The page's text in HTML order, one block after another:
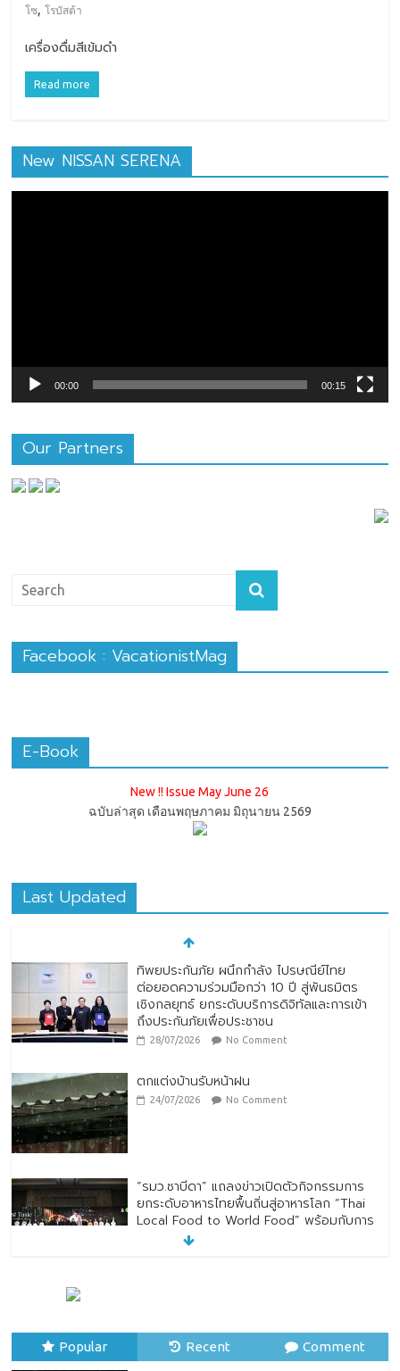
โซ,โรบัสต้า
เครื่องดื่มสีเข้มดำ
Read more
New NISSAN SERENA
00:00 00:15
Our Partners
Facebook : VacationistMag
E-Book
New !! Issue May June 26
ฉบับล่าสุด เดือนพฤษภาคม มิถุนายน 2569
Last Updated
ทิพยประกันภัย ผนึกกำลัง ไปรษณีย์ไทย
ต่อยอดความร่วมมือกว่า 10 ปี สู่พันธมิตร
เชิงกลยุทธ์ ยกระดับบริการดิจิทัลและการเข้า
ถึงประกันภัยเพื่อประชาชน
28/07/2026 No Comment
ตกแต่งบ้านรับหน้าฝน
24/07/2026 No Comment
“รมว.ซาบีดา” แถลงข่าวเปิดตัวกิจกรรมการ
ยกระดับอาหารไทยพื้นถิ่นสู่อาหารโลก “Thai
Local Food to World Food” พร้อมกับการ
เปิดตัวตราสัญลักษณ์ “Thailand Best
พระบาทสมเด็จพระปรเมนทรรามาธิบดีศรีสิน
ทรมหาวชิราลงกรณ พระวชิรเกล้าเจ้าอยู่หัว
Popular Recent Comment